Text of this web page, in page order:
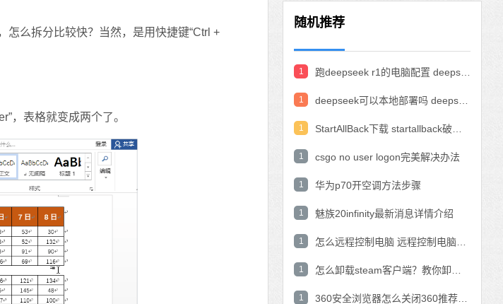
么拆分比较快？当然，是用快捷键“Ctrl +
，表格就变成两个了。
随机推荐
1
1
1
1 csgo no user logon完美解决办法
1 华为p70开空调方法步骤
1 魅族20infinity最新消息详情介绍
1
1
1